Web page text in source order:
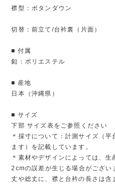
襟型：ボタンダウン
切替：前立て/台衿裏（片面）
■ 付属
釦：ポリエステル
■ 産地
日本（沖縄県）
■ サイズ
下部 サイズ表をご参照ください
＊採寸について：計測サイズ（
ます）を記載しています。
＊素材やデザインによっては、
2cmの誤差が生じる場合がござい
丈や総丈に、襟と台衿の長さは含